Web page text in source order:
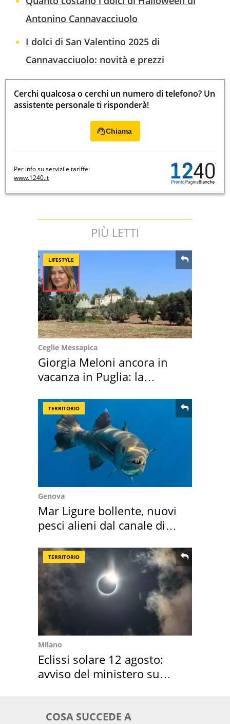
Antonino Cannavacciuolo
I dolci di San Valentino 2025 di
Cannavacciuolo: novità e prezzi
Cerchi qualcosa o cerchi un numero di telefono? Un
assistente personale ti risponderà!
Chiama
Per info su servizi e tariffe:
www.1240.it
PIÙ LETTI
LIFESTYLE
Ceglie Messapica
Giorgia Meloni ancora in
vacanza in Puglia: la
TERRITORIO
Genova
Mar Ligure bollente, nuovi
pesci alieni dal canale di
TERRITORIO
Milano
Eclissi solare 12 agosto:
avviso del ministero su